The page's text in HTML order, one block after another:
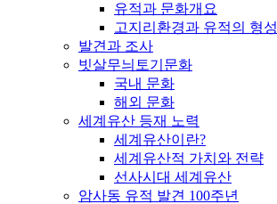
유적과 문화개요
고지리환경과 유적의 형성
발견과 조사
빗살무늬토기문화
국내 문화
해외 문화
세계유산 등재 노력
세계유산이란?
세계유산적 가치와 전략
선사시대 세계유산
암사동 유적 발견 100주년